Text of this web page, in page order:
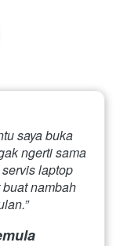
ngerti sama
laptop
nambah